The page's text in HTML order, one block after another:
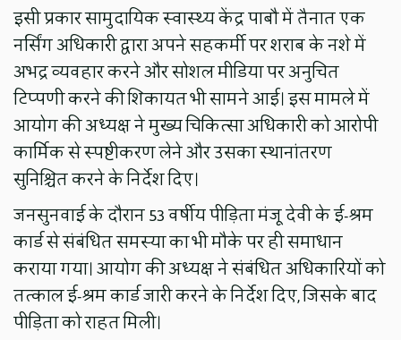
इसी प्रकार सामुदायिक स्वास्थ्य केंद्र पाबौ में तैनात एक
नर्सिंग अधिकारी द्वारा अपने सहकर्मी पर शराब के नशे में
अभद्र व्यवहार करने और सोशल मीडिया पर अनुचित
टिप्पणी करने की शिकायत भी सामने आई। इस मामले में
आयोग की अध्यक्ष ने मुख्य चिकित्सा अधिकारी को आरोपी
कार्मिक से स्पष्टीकरण लेने और उसका स्थानांतरण
सुनिश्चित करने के निर्देश दिए।
जनसुनवाई के दौरान 53 वर्षीय पीड़िता मंजू देवी के ई-श्रम
कार्ड से संबंधित समस्या का भी मौके पर ही समाधान
कराया गया। आयोग की अध्यक्ष ने संबंधित अधिकारियों को
तत्काल ई-श्रम कार्ड जारी करने के निर्देश दिए, जिसके बाद
पीड़िता को राहत मिली।